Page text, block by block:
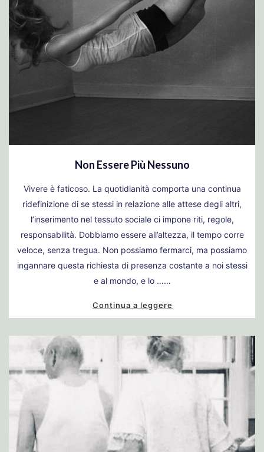
Non Essere Più Nessuno
Vivere è faticoso. La quotidianità comporta una continua
ridefinizione di se stessi in relazione alle attese degli altri,
l’inserimento nel tessuto sociale ci impone riti, regole,
responsabilità. Dobbiamo essere all’altezza, il tempo corre
veloce, senza tregua. Non possiamo fermarci, ma possiamo
ingannare questa richiesta di presenza costante a noi stessi
e al mondo, e lo ……
Continua a leggere